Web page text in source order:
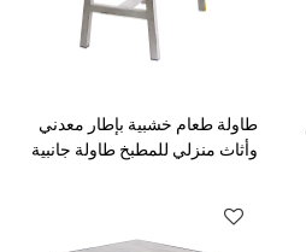
طاولة طعام خشبية بإطار معدني
وأثاث منزلي للمطبخ طاولة جانبية